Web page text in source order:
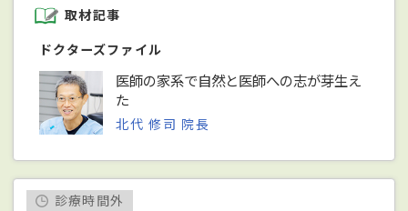
取材記事
ドクターズファイル
医師の家系で自然と医師への志が芽生え
た
北代 修司 院長
診療時間外